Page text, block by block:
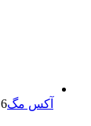
آکس مگ6 مرداد, 1405